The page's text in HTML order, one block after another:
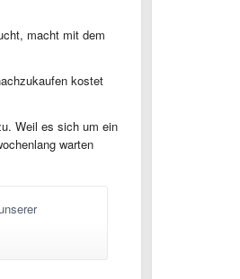
macht mit dem
kostet
Weil es sich um ein
warten